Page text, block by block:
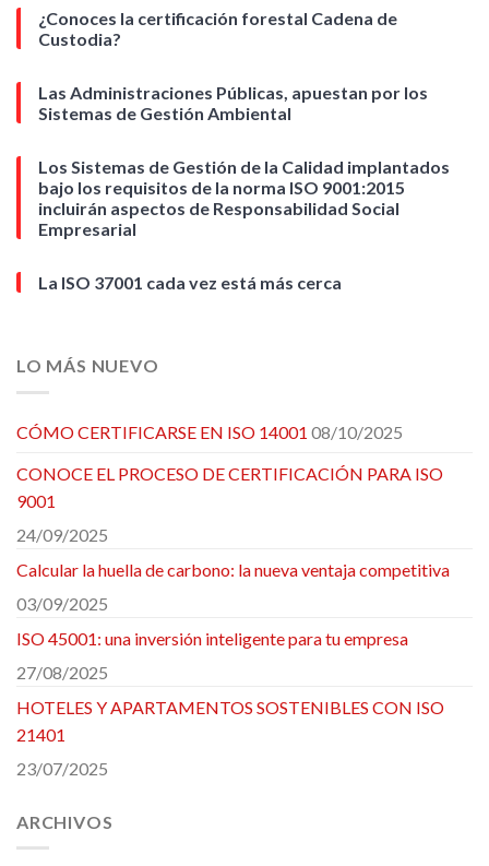
¿Conoces la certificación forestal Cadena de
Custodia?
Las Administraciones Públicas, apuestan por los
Sistemas de Gestión Ambiental
Los Sistemas de Gestión de la Calidad implantados
bajo los requisitos de la norma ISO 9001:2015
incluirán aspectos de Responsabilidad Social
Empresarial
La ISO 37001 cada vez está más cerca
LO MÁS NUEVO
CÓMO CERTIFICARSE EN ISO 14001 08/10/2025
CONOCE EL PROCESO DE CERTIFICACIÓN PARA ISO
9001
24/09/2025
Calcular la huella de carbono: la nueva ventaja competitiva
03/09/2025
ISO 45001: una inversión inteligente para tu empresa
27/08/2025
HOTELES Y APARTAMENTOS SOSTENIBLES CON ISO
21401
23/07/2025
ARCHIVOS